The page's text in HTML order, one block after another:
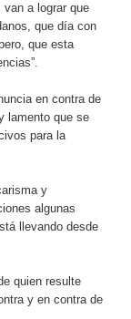
a lograr que
que día con
que esta
en contra de
lamento que se
para la
y
algunas
llevando desde
quien resulte
y en contra de